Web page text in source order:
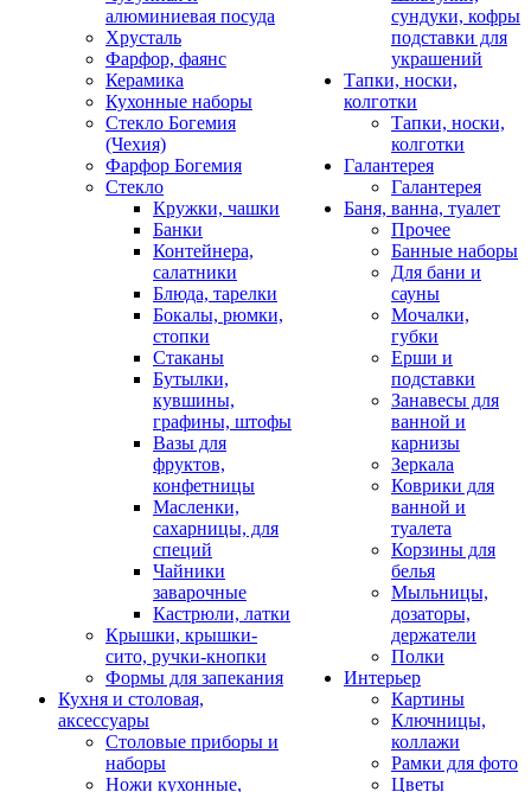
алюминиевая посуда
Хрусталь
Фарфор, фаянс
Керамика
Кухонные наборы
Стекло Богемия
(Чехия)
Фарфор Богемия
Стекло
Кружки, чашки
Банки
Контейнера,
салатники
Блюда, тарелки
Бокалы, рюмки,
стопки
Стаканы
Бутылки,
кувшины,
графины, штофы
Вазы для
фруктов,
конфетницы
Масленки,
сахарницы, для
специй
Чайники
заварочные
Кастрюли, латки
Крышки, крышки-
сито, ручки-кнопки
Формы для запекания
Кухня и столовая,
аксессуары
Столовые приборы и
наборы
Ножи кухонные,
сундуки, кофры
подставки для
украшений
Тапки, носки,
колготки
Тапки, носки,
колготки
Галантерея
Галантерея
Баня, ванна, туалет
Прочее
Банные наборы
Для бани и
сауны
Мочалки,
губки
Ерши и
подставки
Занавесы для
ванной и
карнизы
Зеркала
Коврики для
ванной и
туалета
Корзины для
белья
Мыльницы,
дозаторы,
держатели
Полки
Интерьер
Картины
Ключницы,
коллажи
Рамки для фото
Цветы